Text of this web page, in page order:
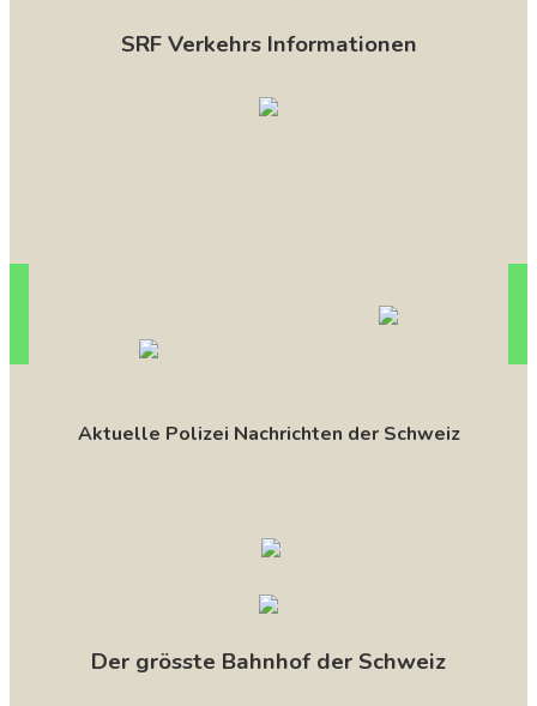
SRF Verkehrs Informationen
Aktuelle Polizei Nachrichten der Schweiz
Der grösste Bahnhof der Schweiz